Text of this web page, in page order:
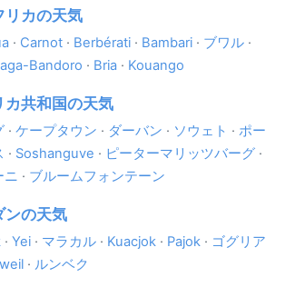
カの天気
· Carnot · Berbérati · Bambari · ブワル ·
Bandoro · Bria · Kouango
共和国の天気
· ケープタウン · ダーバン · ソウェト · ポー
· Soshanguve · ピーターマリッツバーグ ·
ニ · ブルームフォンテーン
の天気
· Yei · マラカル · Kuacjok · Pajok · ゴグリア
· ルンベク